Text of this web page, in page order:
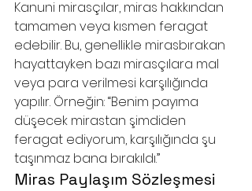
Kanuni mirasçılar, miras hakkından
tamamen veya kısmen feragat
edebilir. Bu, genellikle mirasbırakan
hayattayken bazı mirasçılara mal
veya para verilmesi karşılığında
yapılır. Örneğin: “Benim payıma
düşecek mirastan şimdiden
feragat ediyorum, karşılığında şu
taşınmaz bana bırakıldı.”
Miras Paylaşım Sözleşmesi